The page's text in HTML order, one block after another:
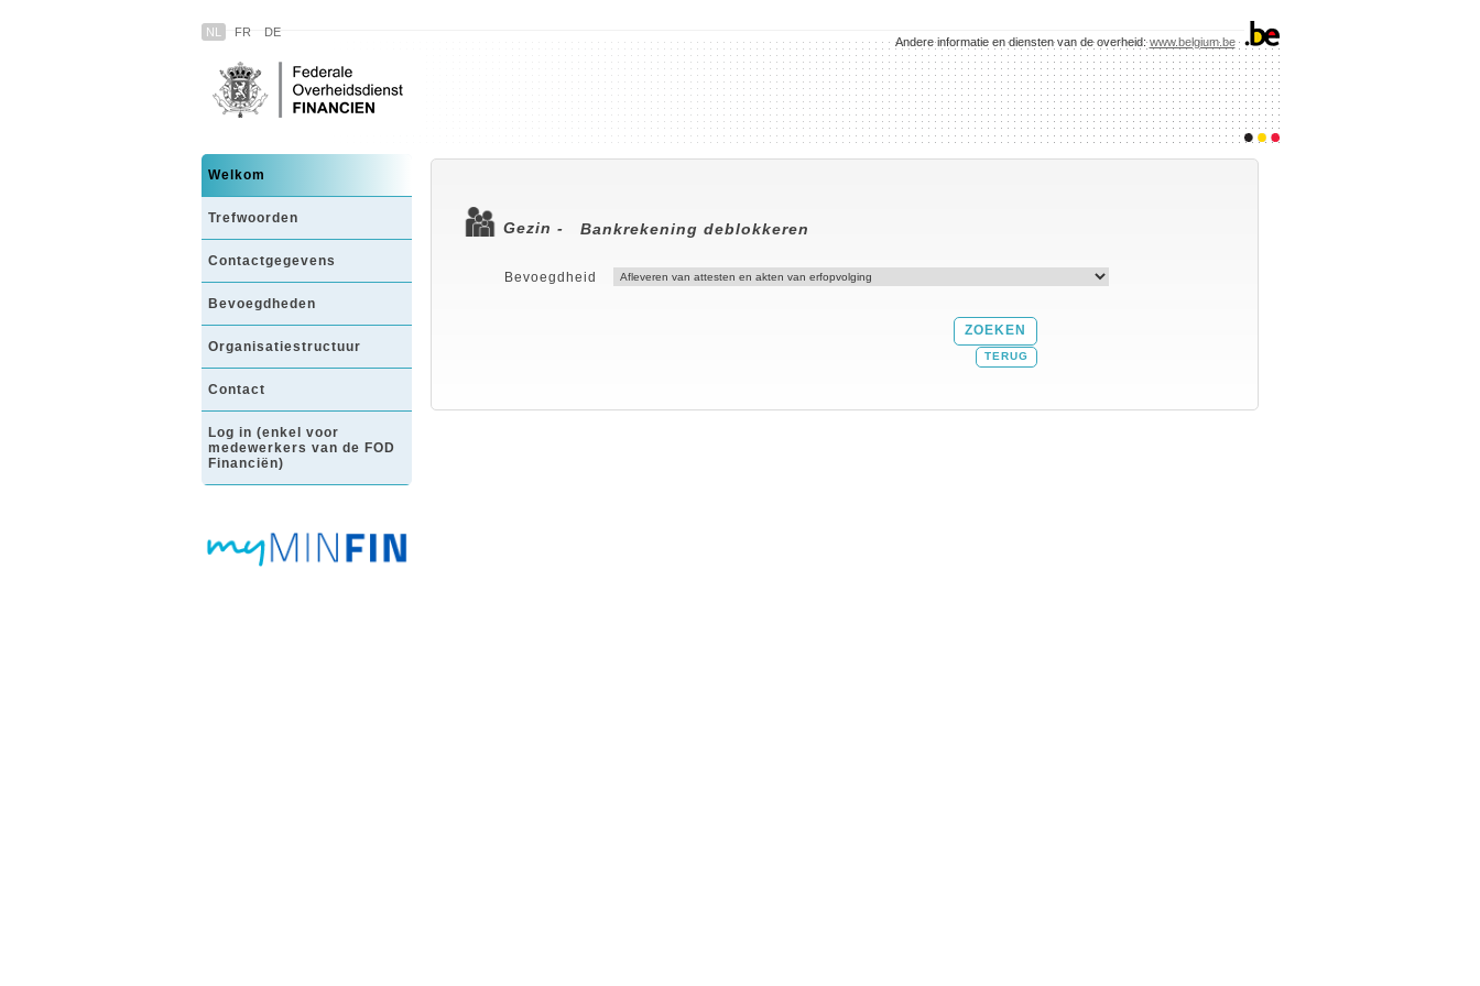
NL FR DE
Andere informatie en diensten van de overheid: www.belgium.be
Welkom
Trefwoorden
Contactgegevens
Bevoegdheden
Organisatiestructuur
Contact
Log in (enkel voor
medewerkers van de FOD
Financiën)
Gezin - Bankrekening deblokkeren
Bevoegdheid
TERUG